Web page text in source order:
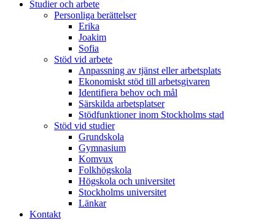
Studier och arbete
Personliga berättelser
Erika
Joakim
Sofia
Stöd vid arbete
Anpassning av tjänst eller arbetsplats
Ekonomiskt stöd till arbetsgivaren
Identifiera behov och mål
Särskilda arbetsplatser
Stödfunktioner inom Stockholms stad
Stöd vid studier
Grundskola
Gymnasium
Komvux
Folkhögskola
Högskola och universitet
Stockholms universitet
Länkar
Kontakt